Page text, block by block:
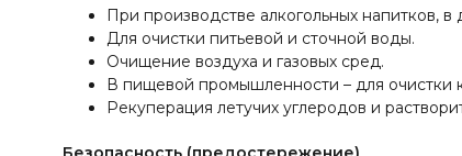
При производстве алкогольных напитков,
Для очистки питьевой и сточной воды.
Очищение воздуха и газовых сред.
В пищевой промышленности – для очистки
Рекуперация летучих углеродов и